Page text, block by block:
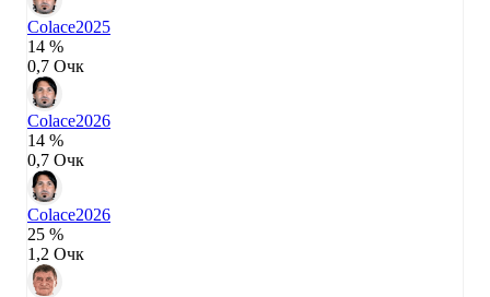
Colace2025
14 %
0,7 Очк
Colace2026
14 %
0,7 Очк
Colace2026
25 %
1,2 Очк